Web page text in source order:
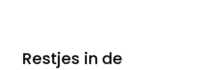
Restjes in de